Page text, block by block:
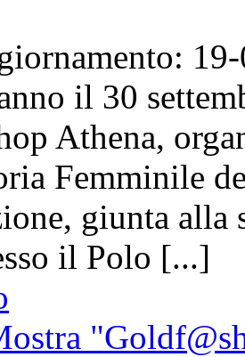
il 30
Athena,
Femminile
giunta alla
il Polo [...]